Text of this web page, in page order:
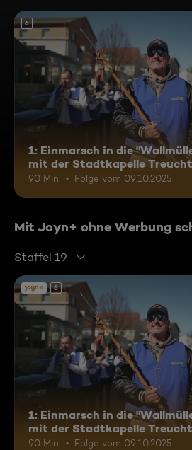
6
1: Einmarsch in die
mit der Stadtkapelle
90 Min. Folge vom 09.10.2025
Mit Joyn+ ohne Werbung
Staffel 19
6
1: Einmarsch in die
mit der Stadtkapelle
90 Min. Folge vom 09.10.2025